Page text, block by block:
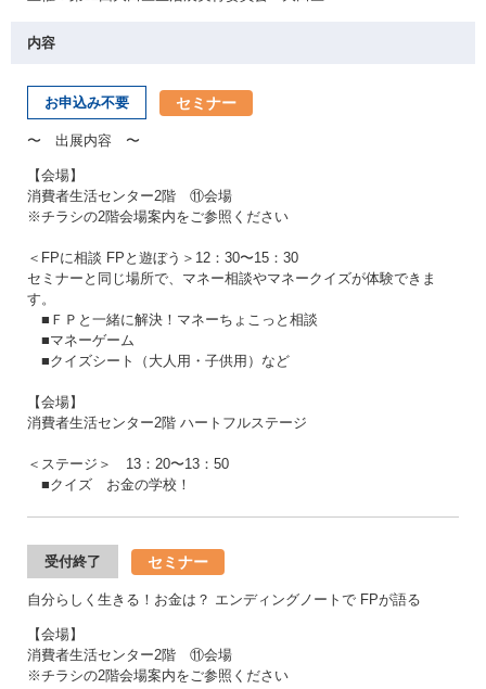
内容
お申込み不要 セミナー
〜 出展内容 〜
【会場】
消費者生活センター2階 ⑪会場
※チラシの2階会場案内をご参照ください
＜FPに相談 FPと遊ぼう＞12：30〜15：30
セミナーと同じ場所で、マネー相談やマネークイズが体験できま
す。
■ＦＰと一緒に解決！マネーちょこっと相談
■マネーゲーム
■クイズシート（大人用・子供用）など
【会場】
消費者生活センター2階 ハートフルステージ
＜ステージ＞ 13：20〜13：50
■クイズ お金の学校！
受付終了 セミナー
自分らしく生きる！お金は？ エンディングノートで FPが語る
【会場】
消費者生活センター2階 ⑪会場
※チラシの2階会場案内をご参照ください